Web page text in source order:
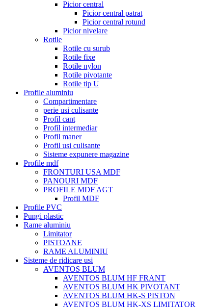
Picior central
Picior central patrat
Picior central rotund
Picior nivelare
Rotile
Rotile cu surub
Rotile fixe
Rotile nylon
Rotile pivotante
Rotile tip U
Profile aluminiu
Compartimentare
perie usi culisante
Profil cant
Profil intermediar
Profil maner
Profil usi culisante
Sisteme expunere magazine
Profile mdf
FRONTURI USA MDF
PANOURI MDF
PROFILE MDF AGT
Profil MDF
Profile PVC
Pungi plastic
Rame aluminiu
Limitator
PISTOANE
RAME ALUMINIU
Sisteme de ridicare usi
AVENTOS BLUM
AVENTOS BLUM HF FRANT
AVENTOS BLUM HK PIVOTANT
AVENTOS BLUM HK-S PISTON
AVENTOS BLUM HK-XS LIMITATOR